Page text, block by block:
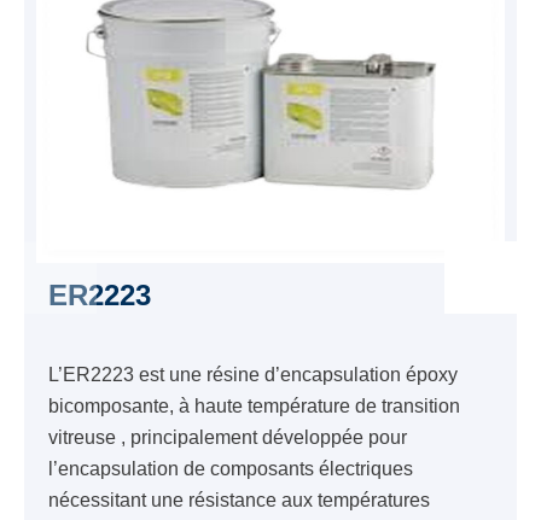
ER2223
L’ER2223 est une résine d’encapsulation époxy
bicomposante, à haute température de transition
vitreuse , principalement développée pour
l’encapsulation de composants électriques
nécessitant une résistance aux températures